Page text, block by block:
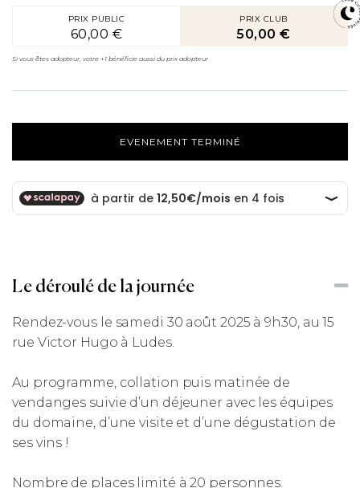
PRIX PUBLIC
60,00 €
PRIX CLUB
50,00 €
Si vous êtes adopteur, votre +1 bénéficie aussi du prix adopteur
EVENEMENT TERMINÉ
Le déroulé de la journée
Rendez-vous le samedi 30 août 2025 à 9h30, au 15
rue Victor Hugo à Ludes.
Au programme, collation puis matinée de
vendanges suivie d’un déjeuner avec les équipes
du domaine, d’une visite et d’une dégustation de
ses vins !
Nombre de places limité à 20 personnes.